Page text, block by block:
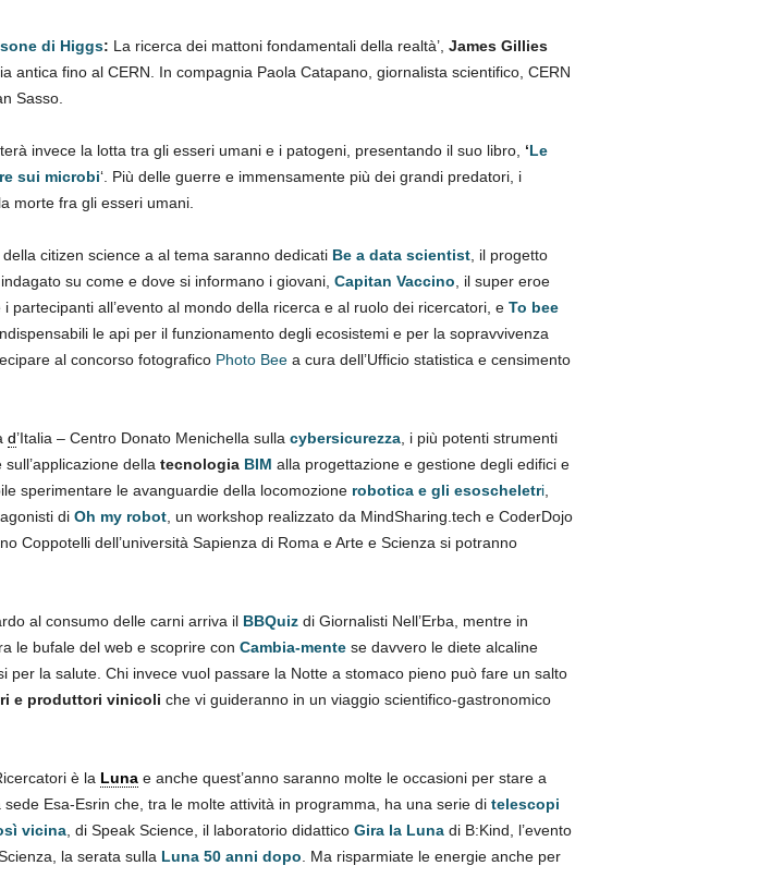
di Higgs: La ricerca dei mattoni fondamentali della realtà’, James Gillies
fino al CERN. In compagnia Paola Catapano, giornalista scientifico, CERN
Sasso.
invece la lotta tra gli esseri umani e i patogeni, presentando il suo libro, ‘Le
sui microbi‘. Più delle guerre e immensamente più dei grandi predatori, i
morte fra gli esseri umani.
citizen science a al tema saranno dedicati Be a data scientist, il progetto
su come e dove si informano i giovani, Capitan Vaccino , il super eroe
all’evento al mondo della ricerca e al ruolo dei ricercatori, e To bee
le api per il funzionamento degli ecosistemi e per la sopravvivenza
al concorso fotografico Photo Beea cura dell’Ufficio statistica e censimento
d’Italia – Centro Donato Menichella sulla cybersicurezza, i più potenti strumenti
sull’applicazione della tecnologia BIM alla progettazione e gestione degli edifici e
sperimentare le avanguardie della locomozione robotica e gli esoscheletri,
di Oh my robot, un workshop realizzato da MindSharing.tech e CoderDojo
Coppotelli dell’università Sapienza di Roma e Arte e Scienza si potranno
al consumo delle carni arriva il BBQuizdi Giornalisti Nell’Erba, mentre in
le bufale del web e scoprire con Cambia-mentese davvero le diete alcaline
la salute. Chi invece vuol passare la Notte a stomaco pieno può fare un salto
e produttori vinicoli che vi guideranno in un viaggio scientifico-gastronomico
è la Luna e anche quest’anno saranno molte le occasioni per stare a
Esa-Esrin che, tra le molte attività in programma, ha una serie di telescopi
vicina, di Speak Science, il laboratorio didattico Gira la Lunadi B:Kind, l’evento
la serata sulla Luna 50 anni dopo . Ma risparmiate le energie anche per